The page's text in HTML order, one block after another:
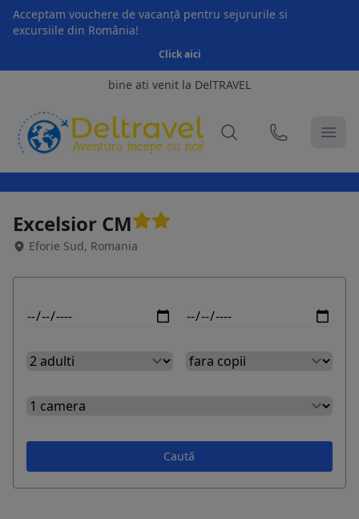
Acceptam vouchere de vacanță pentru sejururile si
excursiile din România!
Click aici
bine ati venit la DelTRAVEL
Excelsior CM
Eforie Sud, Romania
Caută